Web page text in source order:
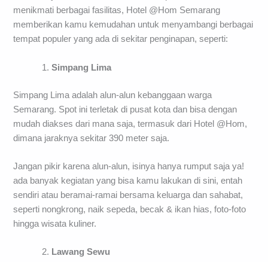
menikmati berbagai fasilitas, Hotel @Hom Semarang
memberikan kamu kemudahan untuk menyambangi berbagai
tempat populer yang ada di sekitar penginapan, seperti:
Simpang Lima
Simpang Lima adalah alun-alun kebanggaan warga
Semarang. Spot ini terletak di pusat kota dan bisa dengan
mudah diakses dari mana saja, termasuk dari Hotel @Hom,
dimana jaraknya sekitar 390 meter saja.
Jangan pikir karena alun-alun, isinya hanya rumput saja ya!
ada banyak kegiatan yang bisa kamu lakukan di sini, entah
sendiri atau beramai-ramai bersama keluarga dan sahabat,
seperti nongkrong, naik sepeda, becak & ikan hias, foto-foto
hingga wisata kuliner.
Lawang Sewu